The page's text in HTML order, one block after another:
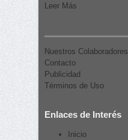
Leer Más
Nuestros Colaboradores
Contacto
Publicidad
Términos de Uso
Enlaces de Interés
Inicio